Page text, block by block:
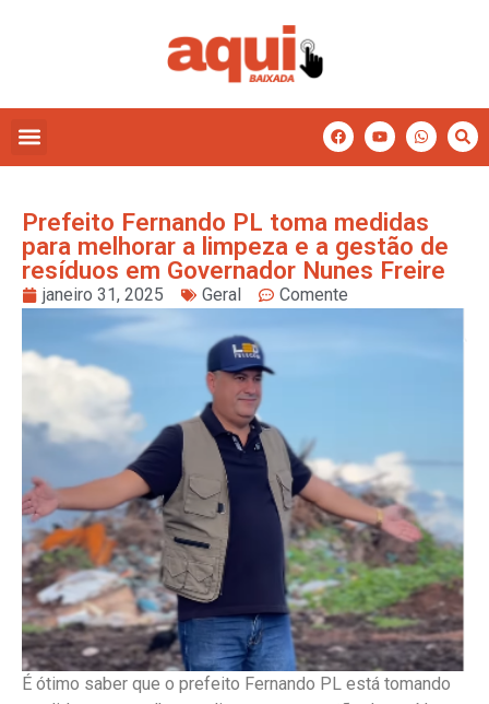
Prefeito Fernando PL toma medidas
para melhorar a limpeza e a gestão de
resíduos em Governador Nunes Freire
janeiro 31, 2025 Geral Comente
É ótimo saber que o prefeito Fernando PL está tomando